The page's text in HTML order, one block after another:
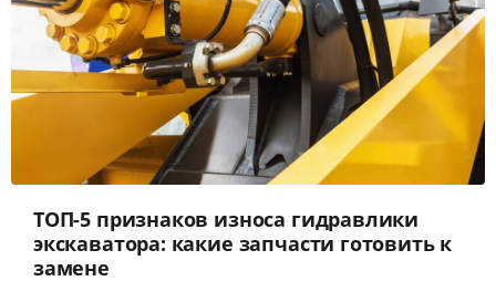
ТОП-5 признаков износа гидравлики
экскаватора: какие запчасти готовить к
замене